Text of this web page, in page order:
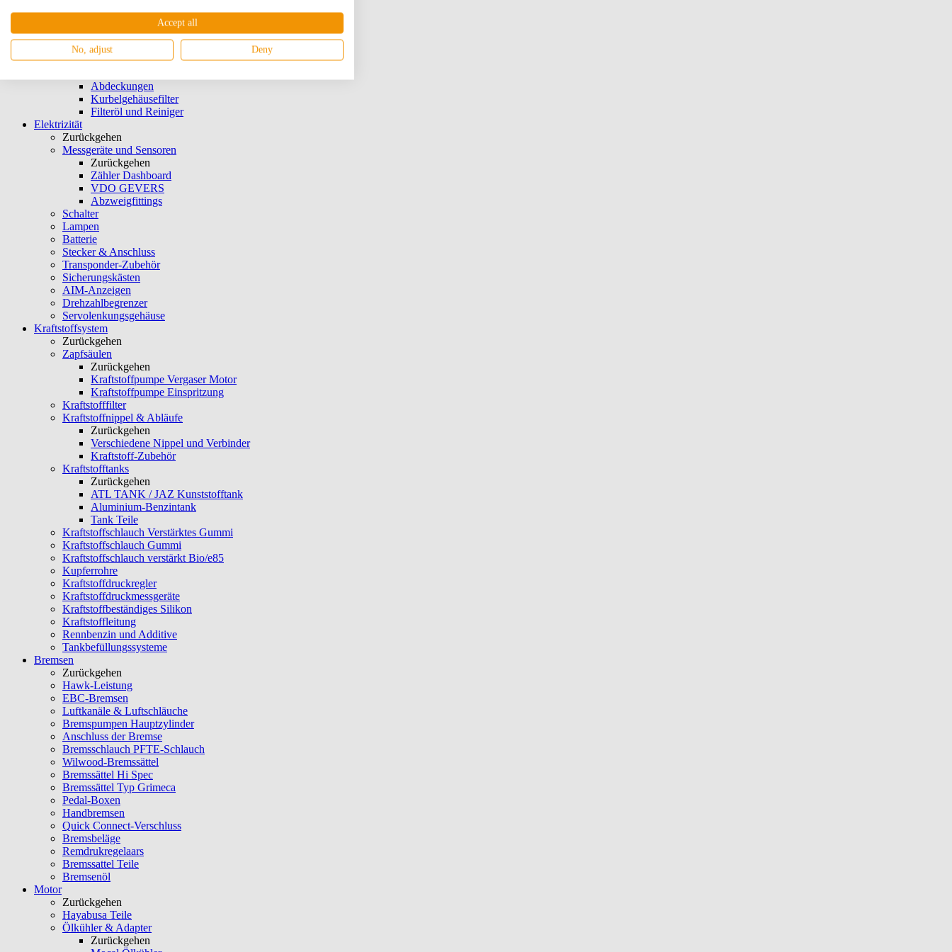
Luftfilter & Zubehör
Offene Luftfilter
K&N-Filter
Luftfilter Platte Einlass
Abdeckungen
Kurbelgehäusefilter
Filteröl und Reiniger
Elektrizität
Zurückgehen
Messgeräte und Sensoren
Zurückgehen
Zähler Dashboard
VDO GEVERS
Abzweigfittings
Schalter
Lampen
Batterie
Stecker & Anschluss
Transponder-Zubehör
Sicherungskästen
AIM-Anzeigen
Drehzahlbegrenzer
Servolenkungsgehäuse
Kraftstoffsystem
Zurückgehen
Zapfsäulen
Zurückgehen
Kraftstoffpumpe Vergaser Motor
Kraftstoffpumpe Einspritzung
Kraftstofffilter
Kraftstoffnippel & Abläufe
Zurückgehen
Verschiedene Nippel und Verbinder
Kraftstoff-Zubehör
Kraftstofftanks
Zurückgehen
ATL TANK / JAZ Kunststofftank
Aluminium-Benzintank
Tank Teile
Kraftstoffschlauch Verstärktes Gummi
Kraftstoffschlauch Gummi
Kraftstoffschlauch verstärkt Bio/e85
Kupferrohre
Kraftstoffdruckregler
Kraftstoffdruckmessgeräte
Kraftstoffbeständiges Silikon
Kraftstoffleitung
Rennbenzin und Additive
Tankbefüllungssysteme
Bremsen
Zurückgehen
Hawk-Leistung
EBC-Bremsen
Luftkanäle & Luftschläuche
Bremspumpen Hauptzylinder
Anschluss der Bremse
Bremsschlauch PFTE-Schlauch
Wilwood-Bremssättel
Bremssättel Hi Spec
Bremssättel Typ Grimeca
Pedal-Boxen
Handbremsen
Quick Connect-Verschluss
Bremsbeläge
Remdrukregelaars
Bremssattel Teile
Bremsenöl
Motor
Zurückgehen
Hayabusa Teile
Ölkühler & Adapter
Zurückgehen
Accept all
No, adjust Deny